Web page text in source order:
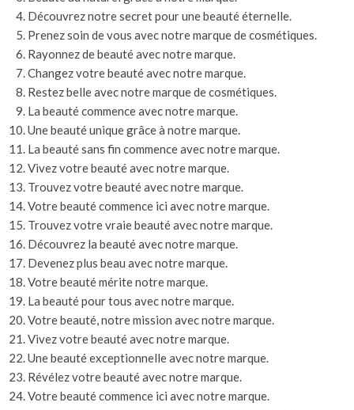
Découvrez notre secret pour une beauté éternelle.
Prenez soin de vous avec notre marque de cosmétiques.
Rayonnez de beauté avec notre marque.
Changez votre beauté avec notre marque.
Restez belle avec notre marque de cosmétiques.
La beauté commence avec notre marque.
Une beauté unique grâce à notre marque.
La beauté sans fin commence avec notre marque.
Vivez votre beauté avec notre marque.
Trouvez votre beauté avec notre marque.
Votre beauté commence ici avec notre marque.
Trouvez votre vraie beauté avec notre marque.
Découvrez la beauté avec notre marque.
Devenez plus beau avec notre marque.
Votre beauté mérite notre marque.
La beauté pour tous avec notre marque.
Votre beauté, notre mission avec notre marque.
Vivez votre beauté avec notre marque.
Une beauté exceptionnelle avec notre marque.
Révélez votre beauté avec notre marque.
Votre beauté commence ici avec notre marque.